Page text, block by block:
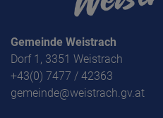
Gemeinde Weistrach
Dorf 1, 3351 Weistrach
+43(0) 7477 / 42363
gemeinde@weistrach.gv.at